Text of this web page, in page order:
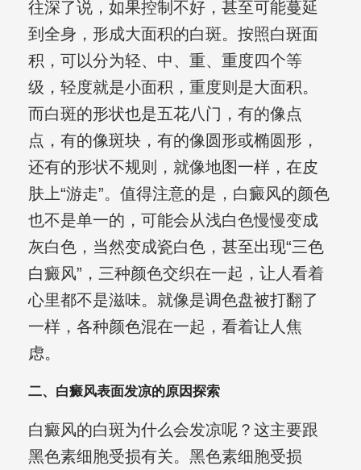
往深了说，如果控制不好，甚至可能蔓延
到全身，形成大面积的白斑。按照白斑面
积，可以分为轻、中、重、重度四个等
级，轻度就是小面积，重度则是大面积。
而白斑的形状也是五花八门，有的像点
点，有的像斑块，有的像圆形或椭圆形，
还有的形状不规则，就像地图一样，在皮
肤上“游走”。值得注意的是，白癜风的颜色
也不是单一的，可能会从浅白色慢慢变成
灰白色，当然变成瓷白色，甚至出现“三色
白癜风”，三种颜色交织在一起，让人看着
心里都不是滋味。就像是调色盘被打翻了
一样，各种颜色混在一起，看着让人焦
虑。
二、白癜风表面发凉的原因探索
白癜风的白斑为什么会发凉呢？这主要跟
黑色素细胞受损有关。黑色素细胞受损